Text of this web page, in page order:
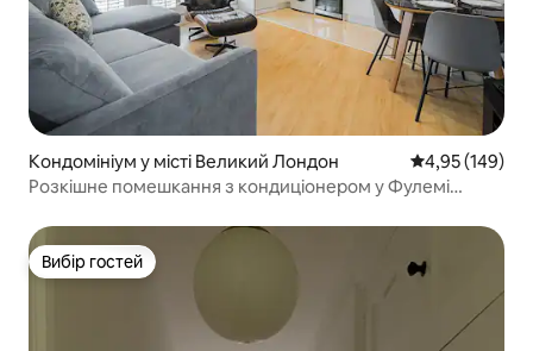
Кондомініум у місті Великий Лондон Середня
4,95 (149)
Розкішне помешкання з кондиціонером у Фулемі
Вибір гостей
Вибір гостей